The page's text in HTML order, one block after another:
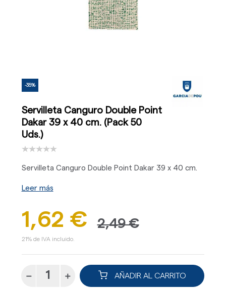
-35%
Servilleta Canguro Double Point
Dakar 39 x 40 cm. (Pack 50
Uds.)
Servilleta Canguro Double Point Dakar 39 x 40 cm.
Leer más
1,62 € 2,49 €
21% de IVA incluido.
AÑADIR AL CARRITO